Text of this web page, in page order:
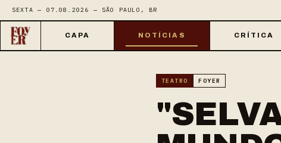
SEXTA — 07.08.2026 — SÃO PAULO, BR
CAPA NOTÍCIAS CRÍTICA
TEATRO FOYER